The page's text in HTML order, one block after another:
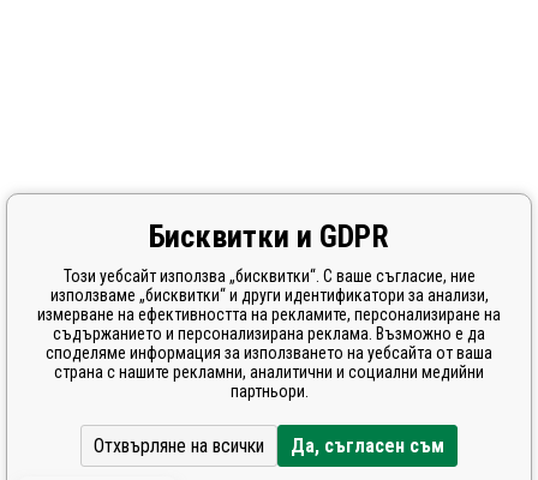
Бисквитки и GDPR
Този уебсайт използва „бисквитки“. С ваше съгласие, ние
използваме „бисквитки“ и други идентификатори за анализи,
измерване на ефективността на рекламите, персонализиране на
съдържанието и персонализирана реклама. Възможно е да
споделяме информация за използването на уебсайта от ваша
страна с нашите рекламни, аналитични и социални медийни
партньори.
Отхвърляне на всички Да, съгласен съм